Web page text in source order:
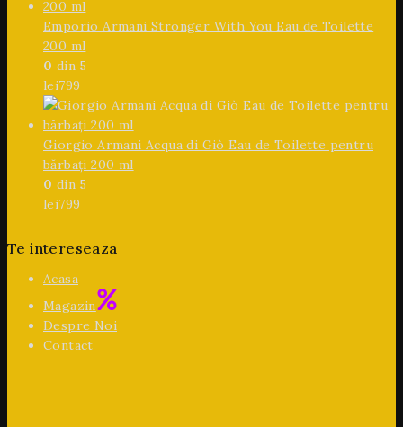
Emporio Armani Stronger With You Eau de Toilette
200 ml
0 din 5
lei799
Giorgio Armani Acqua di Giò Eau de Toilette pentru
bărbați 200 ml
0 din 5
lei799
Te intereseaza
Acasa
Magazin
Despre Noi
Contact